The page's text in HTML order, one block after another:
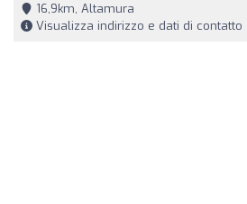
16,9km, Altamura
Visualizza indirizzo e dati di contatto